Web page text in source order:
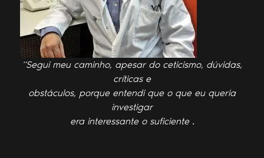
“Segui meu caminho, apesar do ceticismo, dúvidas,
críticas e
obstáculos, porque entendi que o que eu queria
investigar
era interessante o suficiente .